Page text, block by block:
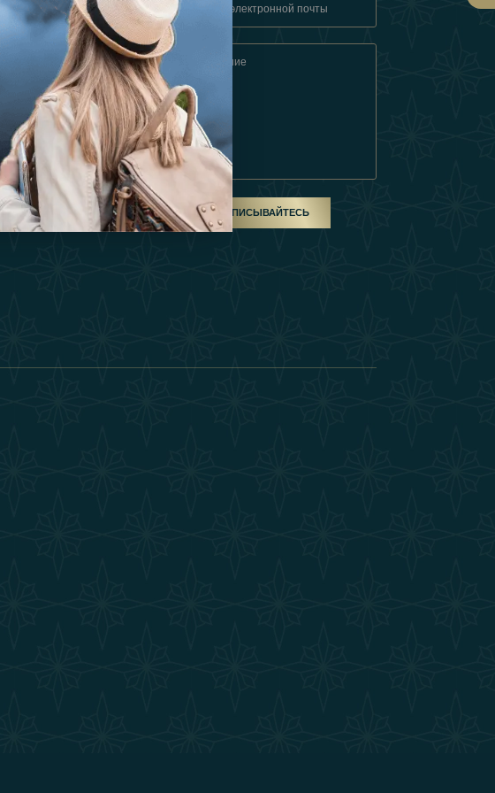
Файлов Cookie
Положения И Условия
Станьте Партнером
Our Team
ПОДПИСЫВАЙТЕСЬ